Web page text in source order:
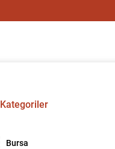
Kategoriler
Bursa